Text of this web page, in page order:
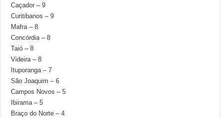
Caçador – 9
Curitibanos – 9
Mafra – 8
Concórdia – 8
Taió – 8
Videira – 8
Ituporanga – 7
São Joaquim – 6
Campos Novos – 5
Ibirama – 5
Braço do Norte – 4